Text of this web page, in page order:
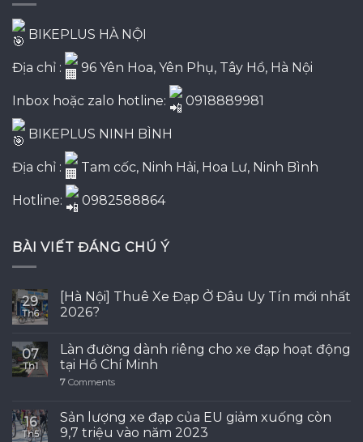
BIKEPLUS HÀ NỘI
Địa chỉ : 96 Yên Hoa, Yên Phụ, Tây Hồ, Hà Nội
Inbox hoặc zalo hotline: 0918889981
BIKEPLUS NINH BÌNH
Địa chỉ : Tam cốc, Ninh Hải, Hoa Lư, Ninh Bình
Hotline: 0982588864
BÀI VIẾT ĐÁNG CHÚ Ý
29
Th6
[Hà Nội] Thuê Xe Đạp Ở Đâu Uy Tín mới nhất
2026?
07
Th1
Làn đường dành riêng cho xe đạp hoạt động
tại Hồ Chí Minh
7 Comments
16
Th5
Sản lượng xe đạp của EU giảm xuống còn
9,7 triệu vào năm 2023